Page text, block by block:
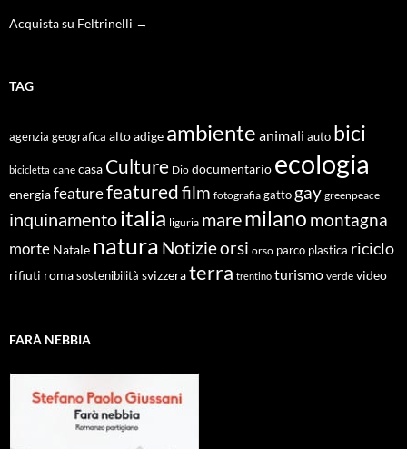
Acquista su Feltrinelli →
TAG
agenzia geografica alto adige ambiente animali auto bici
bicicletta cane casa Culture Dio documentario ecologia
energiafeaturefeaturedfilm fotografia gatto gay greenpeace
inquinamentoitalia liguria maremilano montagna
morte Natale natura Notizieorsi orso parco plastica riciclo
rifiuti roma sostenibilità svizzeraterra trentino turismo verde video
FARÀ NEBBIA